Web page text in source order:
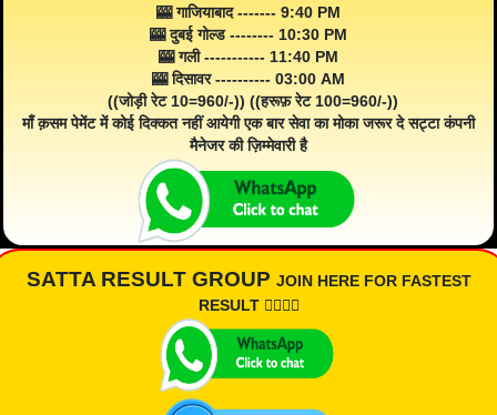
🎰 गाजियाबाद ------- 9:40 PM
🎰 दुबई गोल्ड -------- 10:30 PM
🎰 गली ----------- 11:40 PM
🎰 दिसावर ---------- 03:00 AM
((जोड़ी रेट 10=960/-)) ((हरूफ़ रेट 100=960/-))
माँ क़सम पेमेंट में कोई दिक्कत नहीं आयेगी एक बार सेवा का मोका जरूर दे सट्टा कंपनी
मैनेजर की ज़िम्मेवारी है
SATTA RESULT GROUP JOIN HERE FOR FASTEST
RESULT 👇🏾👇🏾